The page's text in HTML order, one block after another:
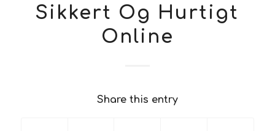
Sikkert Og Hurtigt
Online
Share this entry